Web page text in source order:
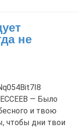
[…]
не
— Было
и твою
чтобы дни твои